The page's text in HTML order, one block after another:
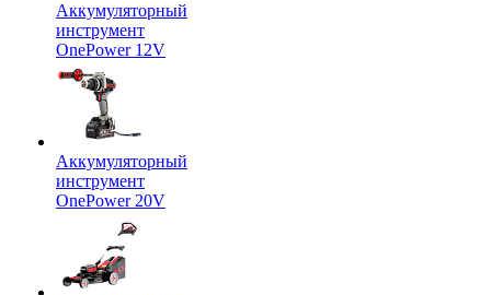
Аккумуляторный
инструмент
OnePower 12V
Аккумуляторный
инструмент
OnePower 20V